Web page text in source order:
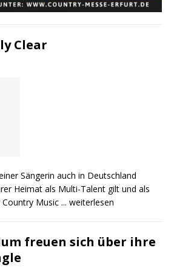
Clear
Sängerin auch in Deutschland
Heimat als Multi-Talent gilt und als
Country Music ... weiterlesen
freuen sich über ihre